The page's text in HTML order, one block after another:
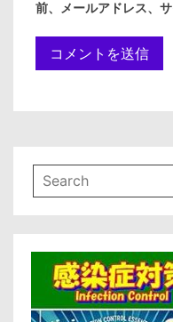
前、メールアドレス、サ